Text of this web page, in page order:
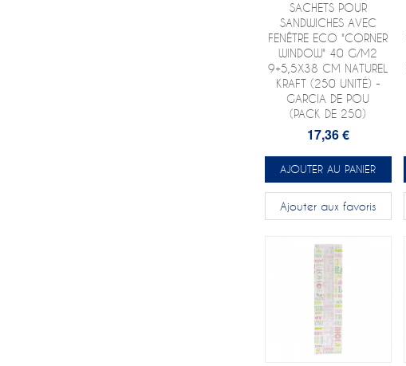
SACHETS POUR
SANDWICHES AVEC
FENÊTRE ECO "CORNER
WINDOW" 40 G/M2
9+5,5X38 CM NATUREL
KRAFT (250 UNITÉ) -
GARCIA DE POU
(PACK DE 250)
17,36 €
AJOUTER AU PANIER
Ajouter aux favoris